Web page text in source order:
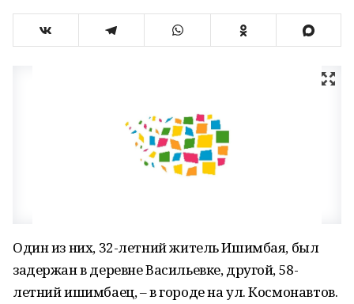
Один из них, 32-летний житель Ишимбая, был
задержан в деревне Васильевке, другой, 58-
летний ишимбаец, – в городе на ул. Космонавтов.